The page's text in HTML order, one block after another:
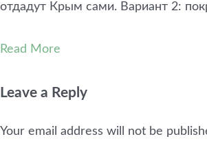
отдадут Крым сами. Вариант 2:
Read More
Leave a Reply
Your email address will not be